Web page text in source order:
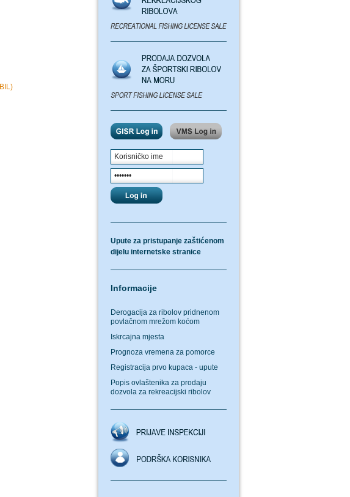
Upute za pristupanje zaštićenom
dijelu internetske stranice
Informacije
Derogacija za ribolov pridnenom
povlačnom mrežom koćom
Iskrcajna mjesta
Prognoza vremena za pomorce
Registracija prvo kupaca - upute
Popis ovlaštenika za prodaju
dozvola za rekreacijski ribolov